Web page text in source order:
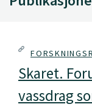
Skaret.
vassdrag